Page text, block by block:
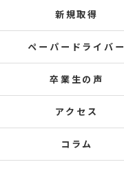
新規取得
ペーパードライバー
卒業生の声
アクセス
コラム